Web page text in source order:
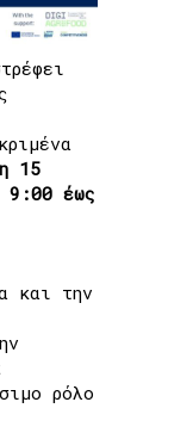
15
9:00 έως
και την
ρόλο